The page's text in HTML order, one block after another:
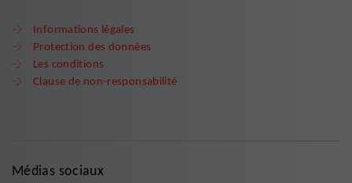
Informations légales
Protection des données
Les conditions
Clause de non-responsabilité
Médias sociaux